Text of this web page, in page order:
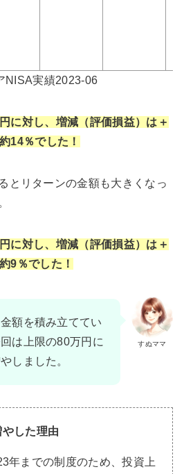
NISA実績2023-06
に対し、増減（評価損益）は＋
14％でした！
とリターンの金額も大きくなっ
に対し、増減（評価損益）は＋
9％でした！
すぬママ
額を積み立ててい
は上限の80万円に
しました。
した理由
年までの制度のため、投資上